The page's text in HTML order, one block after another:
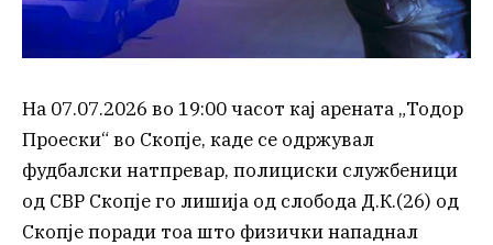
На 07.07.2026 во 19:00 часот кај арената „Тодор
Проески“ во Скопје, каде се одржувал
фудбалски натпревар, полициски службеници
од СВР Скопје го лишија од слобода Д.К.(26) од
Скопје поради тоа што физички нападнал